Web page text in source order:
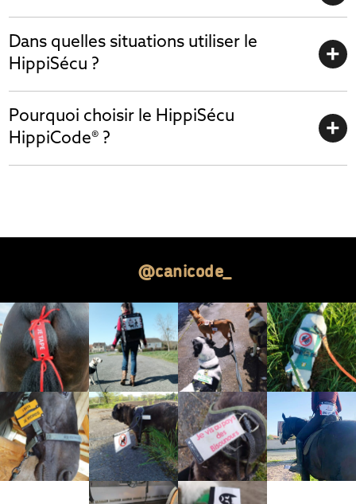
Dans quelles situations utiliser le
HippiSécu ?
Pourquoi choisir le HippiSécu
HippiCode® ?
@canicode_